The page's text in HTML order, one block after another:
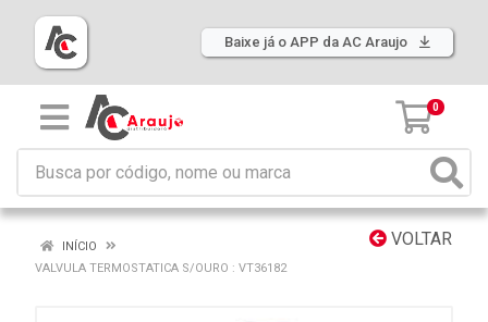
Baixe já o APP da AC Araujo
0
VOLTAR
INÍCIO
VALVULA TERMOSTATICA S/OURO : VT36182